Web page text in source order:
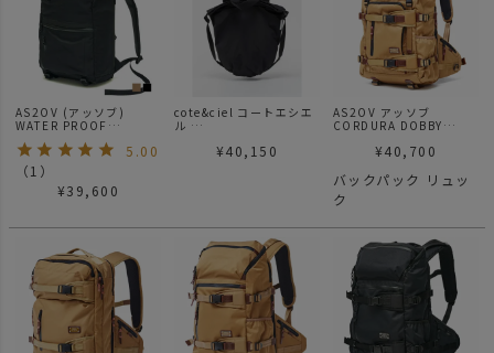
AS2OV (アッソブ)
WATER PROOF
CORDURA 305D
ROUND ZIP BACKPACK
/ バックパック リュック
5.00
（1 ）
¥39,600
cote&ciel コートエシエ
ル
リュック バックパッグ
¥40,150
AS2OV アッソブ
CORDURA DOBBY
KHAKI/ バックパック リ
¥40,700
バックパック リュッ
ク